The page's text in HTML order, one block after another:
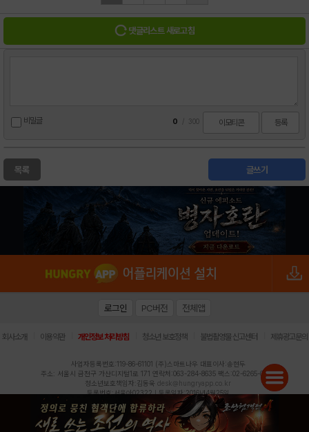
댓글리스트 새로고침
비밀글 0 300 이모티콘 등록
글쓰기
목록
로그인 PC버전 전체앱
회사소개 이용약관 개인정보 처리방침 청소년 보호정책 불법촬영물 신고센터 제휴광고문의
사업자등록번호:119-86-61101 (주)스마트나우 대표이사:송현두
주소: 서울시 금천구 가산디지털1로 171 연락처:063-284-8635 팩스:02-6265-0377
청소년보호책임자:김동욱 desk@hungryapp.co.kr
등록번호:서울아02322 | 등록일자:2016년4월25일
발행인:(주)스마트나우 송현두 | 편집인:김동욱
헝그리앱의 콘텐츠 및 기사는 저작권법의 보호를 받으므로, 무단 전재, 복사, 배포 등을 금합니다.